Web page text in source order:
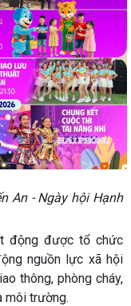
An - Ngày hội Hạnh
động được tổ chức
nguồn lực xã hội
thông, phòng cháy,
môi trường.